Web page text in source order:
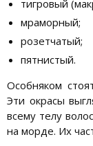
тигровый
мраморный;
розетчатый;
пятнистый.
Особняком
Эти окрасы
всему телу
на морде. Их